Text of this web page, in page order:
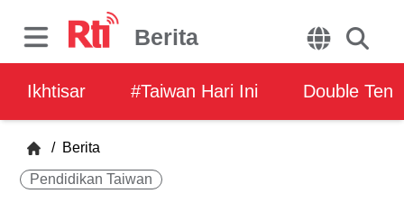
Berita
Ikhtisar #Taiwan Hari Ini Double Ten
/ Berita
Pendidikan Taiwan